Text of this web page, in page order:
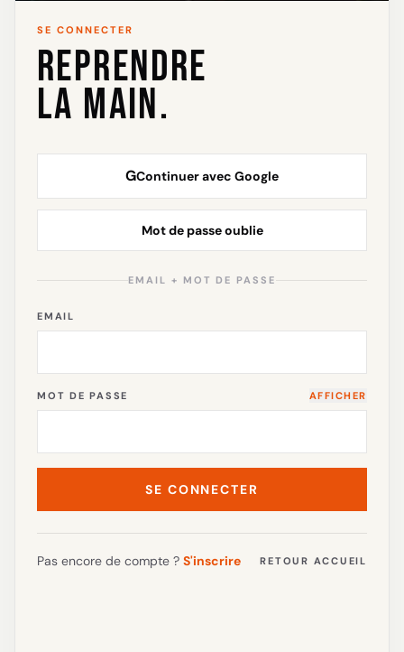
SE CONNECTER
REPRENDRE
LA MAIN.
GContinuer avec Google
Mot de passe oublie
EMAIL + MOT DE PASSE
EMAIL
MOT DE PASSE AFFICHER
SE CONNECTER
Pas encore de compte ? S'inscrire RETOUR ACCUEIL